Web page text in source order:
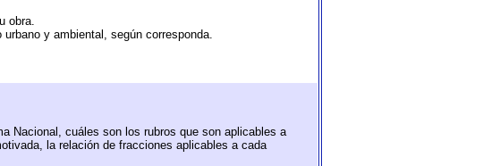
obra.
y ambiental, según corresponda.
Nacional, cuáles son los rubros que son aplicables a
la relación de fracciones aplicables a cada